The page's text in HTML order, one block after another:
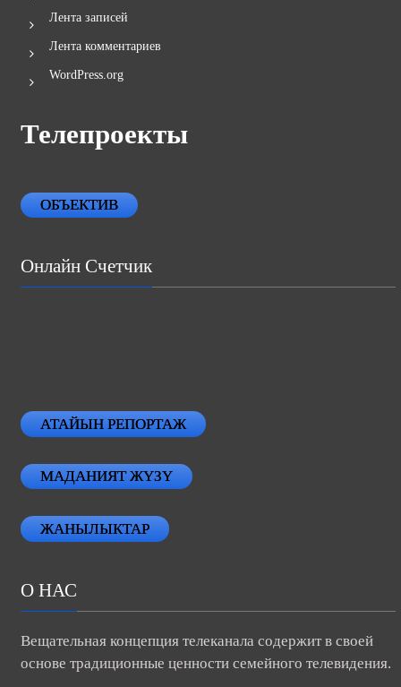
Лента записей
Лента комментариев
WordPress.org
Телепроекты
ОБЪЕКТИВ
Онлайн Счетчик
АТАЙЫН РЕПОРТАЖ
МАДАНИЯТ ЖҮЗҮ
ЖАНЫЛЫКТАР
О НАС
Вещательная концепция телеканала содержит в своей
основе традиционные ценности семейного телевидения.